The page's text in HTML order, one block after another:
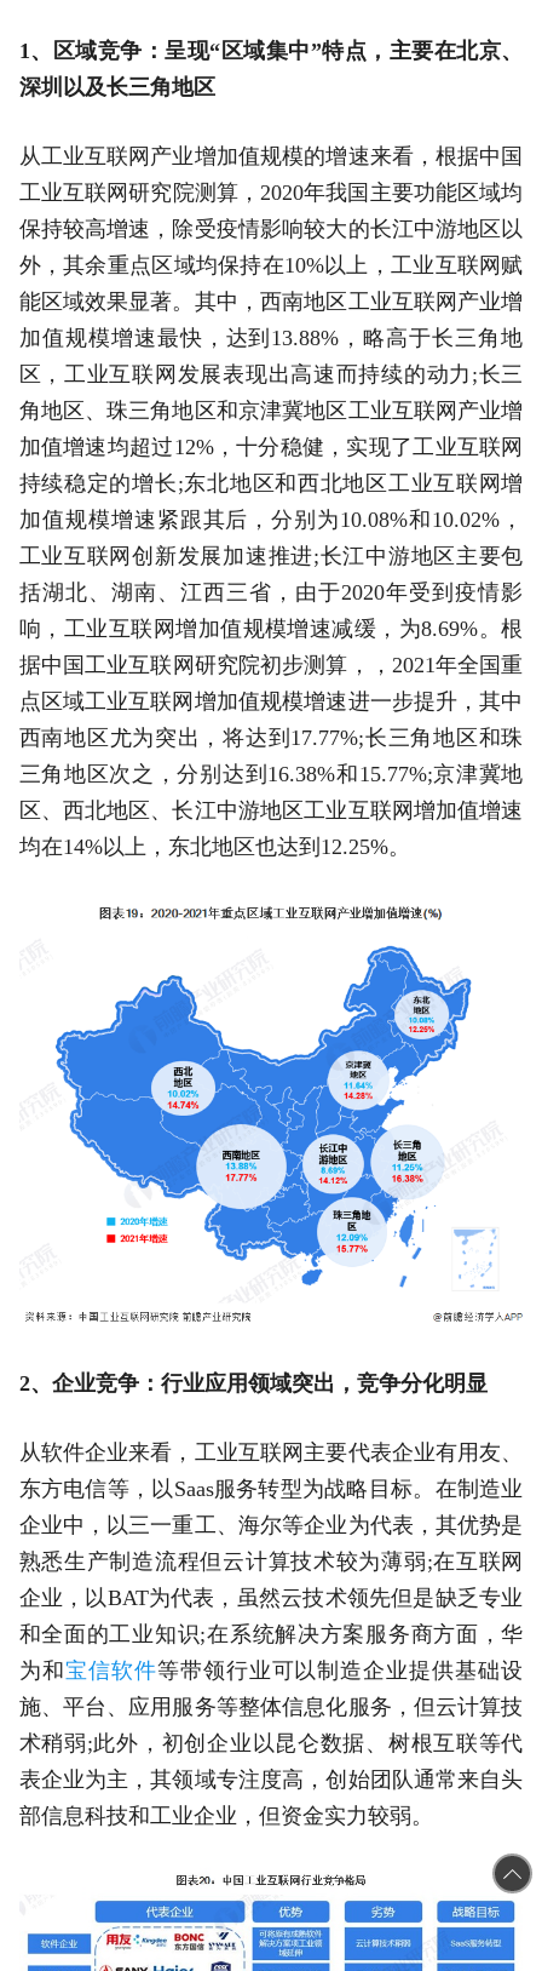
1、区域竞争：呈现“区域集中”特点，主要在北京、
深圳以及长三角地区
从工业互联网产业增加值规模的增速来看，根据中国
工业互联网研究院测算，2020年我国主要功能区域均
保持较高增速，除受疫情影响较大的长江中游地区以
外，其余重点区域均保持在10%以上，工业互联网赋
能区域效果显著。其中，西南地区工业互联网产业增
加值规模增速最快，达到13.88%，略高于长三角地
区，工业互联网发展表现出高速而持续的动力;长三
角地区、珠三角地区和京津冀地区工业互联网产业增
加值增速均超过12%，十分稳健，实现了工业互联网
持续稳定的增长;东北地区和西北地区工业互联网增
加值规模增速紧跟其后，分别为10.08%和10.02%，
工业互联网创新发展加速推进;长江中游地区主要包
括湖北、湖南、江西三省，由于2020年受到疫情影
响，工业互联网增加值规模增速减缓，为8.69%。根
据中国工业互联网研究院初步测算，，2021年全国重
点区域工业互联网增加值规模增速进一步提升，其中
西南地区尤为突出，将达到17.77%;长三角地区和珠
三角地区次之，分别达到16.38%和15.77%;京津冀地
区、西北地区、长江中游地区工业互联网增加值增速
均在14%以上，东北地区也达到12.25%。
2、企业竞争：行业应用领域突出，竞争分化明显
从软件企业来看，工业互联网主要代表企业有用友、
东方电信等，以Saas服务转型为战略目标。在制造业
企业中，以三一重工、海尔等企业为代表，其优势是
熟悉生产制造流程但云计算技术较为薄弱;在互联网
企业，以BAT为代表，虽然云技术领先但是缺乏专业
和全面的工业知识;在系统解决方案服务商方面，华
为和宝信软件等带领行业可以制造企业提供基础设
施、平台、应用服务等整体信息化服务，但云计算技
术稍弱;此外，初创企业以昆仑数据、树根互联等代
表企业为主，其领域专注度高，创始团队通常来自头
部信息科技和工业企业，但资金实力较弱。